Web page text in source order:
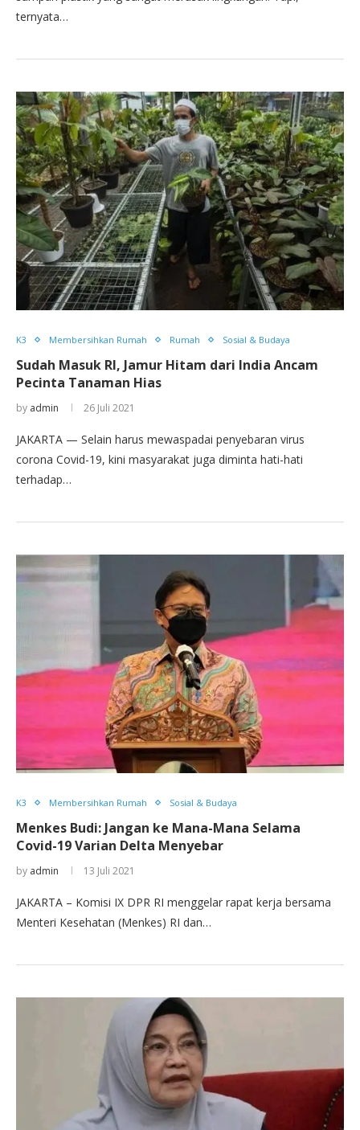
ternyata…
K3 Membersihkan Rumah Rumah Sosial & Budaya
Sudah Masuk RI, Jamur Hitam dari India Ancam
Pecinta Tanaman Hias
by admin 26 Juli 2021
JAKARTA — Selain harus mewaspadai penyebaran virus
corona Covid-19, kini masyarakat juga diminta hati-hati
terhadap…
K3 Membersihkan Rumah Sosial & Budaya
Menkes Budi: Jangan ke Mana-Mana Selama
Covid-19 Varian Delta Menyebar
by admin 13 Juli 2021
JAKARTA – Komisi IX DPR RI menggelar rapat kerja bersama
Menteri Kesehatan (Menkes) RI dan…